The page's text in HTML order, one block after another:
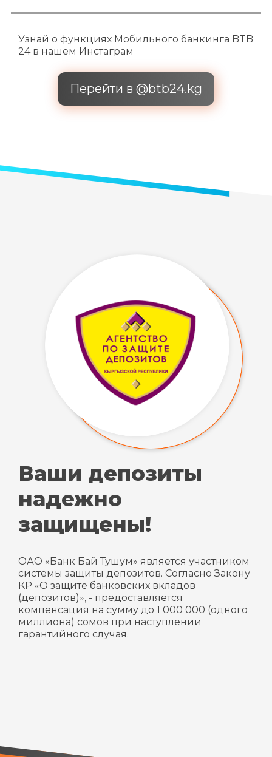
Узнай о функциях Мобильного банкинга BTB
24 в нашем Инстаграм
Перейти в @btb24.kg
Ваши депозиты
надежно
защищены!
ОАО «Банк Бай Тушум» является участником
системы защиты депозитов. Согласно Закону
КР «О защите банковских вкладов
(депозитов)», - предоставляется
компенсация на сумму до 1 000 000 (одного
миллиона) сомов при наступлении
гарантийного случая.